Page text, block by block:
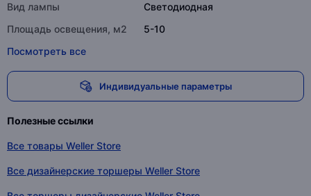
Вид лампы
Светодиодная
Площадь освещения, м2
5-10
Посмотреть все
Индивидуальные параметры
Полезные ссылки
Все товары Weller Store
Все дизайнерские торшеры Weller Store